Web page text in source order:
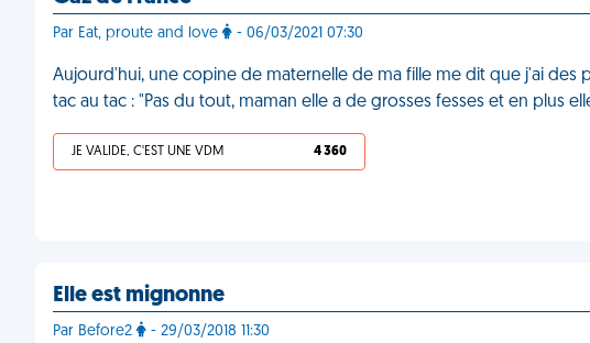
Par Eat, proute and love - 06/03/2021 07:30
Aujourd'hui, une copine de maternelle de ma fille me dit que j'ai des
tac au tac : "Pas du tout, maman elle a de grosses fesses et en plus
JE VALIDE, C'EST UNE VDM 4 360
Elle est mignonne
Par Before2 - 29/03/2018 11:30